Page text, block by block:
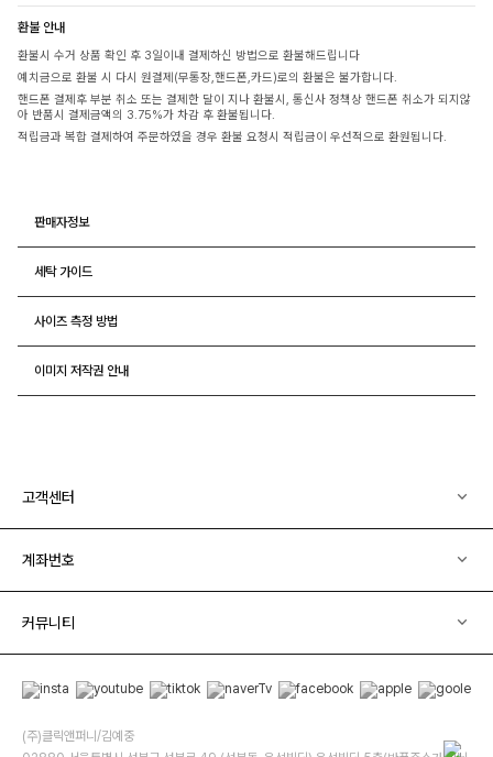
환불 안내
환불시 수거 상품 확인 후 3일이내 결제하신 방법으로 환불해드립니다
예치금으로 환불 시 다시 원결제(무통장,핸드폰,카드)로의 환불은 불가합니다.
핸드폰 결제후 부분 취소 또는 결제한 달이 지나 환불시, 통신사 정책상 핸드폰 취소가 되지않
아 반품시 결제금액의 3.75%가 차감 후 환불됩니다.
적립금과 복합 결제하여 주문하였을 경우 환불 요청시 적립금이 우선적으로 환원됩니다.
판매자정보
세탁 가이드
사이즈 측정 방법
이미지 저작권 안내
고객센터
계좌번호
커뮤니티
(주)클릭앤퍼니/김예중